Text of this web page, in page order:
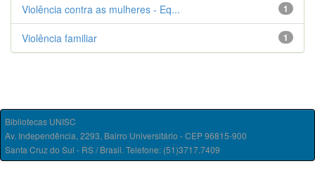
1
Violência contra as mulheres - Eq...
1
Violência familiar
Bibliotecas UNISC
Av. Independência, 2293, Bairro Universitário - CEP 96815-900
Santa Cruz do Sul - RS / Brasil. Telefone: (51)3717.7409